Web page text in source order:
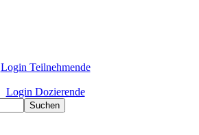
Login Teilnehmende
Login Dozierende
Suchen